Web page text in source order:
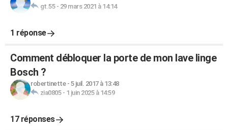
gt.55- 29 mars 2021 à 14:14
1 réponse
Comment débloquer la porte de mon lave linge
Bosch ?
robertinette- 5 juil. 2017 à 13:48
zia0805- 1 juin 2025 à 14:59
17 réponses